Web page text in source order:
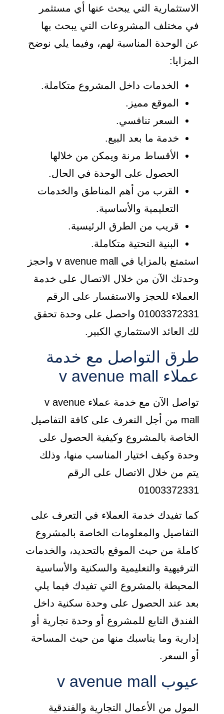
الاستثمارية التي يبحث عنها أي مستثمر
في مختلف المشروعات التي يبحث بها
عن الوحدة المناسبة لهم، وفيما يلي نوضح
المزايا:
الخدمات داخل المشروع متكاملة.
الموقع مميز.
السعر تنافسي.
خدمة ما بعد البيع.
الأقساط مرنة ويمكن من خلالها
الحصول على الوحدة في الحال.
القرب من أهم المناطق والخدمات
التعليمية والأساسية.
قريب من الطرق الرئيسية.
البنية التحتية متكاملة.
استمتع بالمزايا في v avenue mall واحجز
وحدتك الآن من خلال الاتصال على خدمة
العملاء للحجز والاستفسار على الرقم
01003372331 واحصل على وحدة تحقق
لك العائد الاستثماري الكبير.
طرق التواصل مع خدمة
عملاء v avenue mall
تواصل الآن مع خدمة عملاء v avenue
mall من أجل التعرف على كافة التفاصيل
الخاصة بالمشروع وكيفية الحصول على
وحدة وكيف اختيار المناسب منها، وذلك
يتم من خلال الاتصال على الرقم
01003372331
كما تفيدك خدمة العملاء في التعرف على
التفاصيل والمعلومات الخاصة بالمشروع
كاملة من حيث الموقع بالتحديد، والخدمات
الترفيهية والتعليمية والسكنية والأساسية
المحيطة بالمشروع التي تفيدك فيما يلي
بعد عند الحصول على وحدة سكنية داخل
الفندق التابع للمشروع أو وحدة تجارية أو
إدارية وما يناسبك منها من حيث المساحة
أو السعر.
عيوب v avenue mall
المول من الأعمال التجارية والفندقية